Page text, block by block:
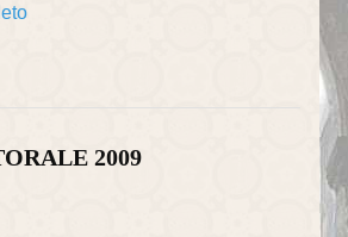
2009